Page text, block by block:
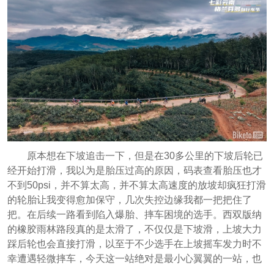
原本想在下坡追击一下，但是在30多公里的下坡后轮已
经开始打滑，我以为是胎压过高的原因，码表查看胎压也才
不到50psi，并不算太高，并不算太高速度的放坡却疯狂打滑
的轮胎让我变得愈加保守，几次失控边缘我都一把把住了
把。在后续一路看到陷入爆胎、摔车困境的选手。西双版纳
的橡胶雨林路段真的是太滑了，不仅仅是下坡滑，上坡大力
踩后轮也会直接打滑，以至于不少选手在上坡摇车发力时不
幸遭遇轻微摔车，今天这一站绝对是最小心翼翼的一站，也